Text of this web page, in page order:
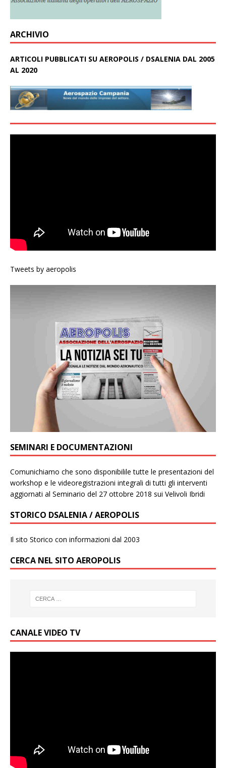
ARCHIVIO
ARTICOLI PUBBLICATI SU AEROPOLIS / DSALENIA DAL 2005
AL 2020
Tweets by aeropolis
SEMINARI E DOCUMENTAZIONI
Comunichiamo che sono disponibilile tutte le presentazioni del
workshop e le videoregistrazioni integrali di tutti gli interventi
aggiornati al Seminario del 27 ottobre 2018 sui Velivoli Ibridi
STORICO DSALENIA / AEROPOLIS
Il sito Storico con informazioni dal 2003
CERCA NEL SITO AEROPOLIS
CANALE VIDEO TV